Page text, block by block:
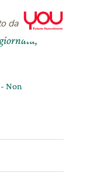
da
Non